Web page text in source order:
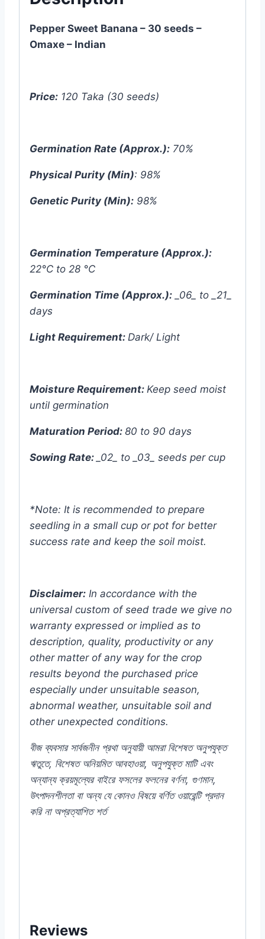
Pepper Sweet Banana – 30 seeds –
Omaxe – Indian
Price: 120 Taka (30 seeds)
Germination Rate (Approx.): 70%
Physical Purity (Min): 98%
Genetic Purity (Min): 98%
Germination Temperature (Approx.):
22°C to 28 °C
Germination Time (Approx.): _06_ to _21_
days
Light Requirement: Dark/ Light
Moisture Requirement: Keep seed moist
until germination
Maturation Period: 80 to 90 days
Sowing Rate: _02_ to _03_ seeds per cup
*Note: It is recommended to prepare
seedling in a small cup or pot for better
success rate and keep the soil moist.
Disclaimer: In accordance with the
universal custom of seed trade we give no
warranty expressed or implied as to
description, quality, productivity or any
other matter of any way for the crop
results beyond the purchased price
especially under unsuitable season,
abnormal weather, unsuitable soil and
other unexpected conditions.
বীজ ব্যবসার সার্বজনীন প্রথা অনুযায়ী আমরা বিশেষত অনুপযুক্ত
ঋতুতে, বিশেষত অনিয়মিত আবহাওয়া, অনুপযুক্ত মাটি এবং
অন্যান্য ক্রয়মূল্যের বাইরে ফসলের ফলনের বর্ণনা, গুণমান,
উৎপাদনশীলতা বা অন্য যে কোনও বিষয়ে বর্ণিত ওয়ারেন্টি প্রদান
করি না অপ্রত্যাশিত শর্ত
Reviews